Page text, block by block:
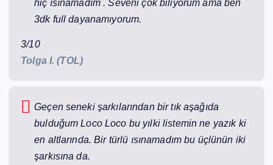
hiç ısınamadım . Seveni çok biliyorum ama ben
3dk full dayanamıyorum.
3/10
Tolga I. (TOL)
Geçen seneki şarkılarından bir tık aşağıda
bulduğum Loco Loco bu yılki listemin ne yazık ki
en altlarında. Bir türlü ısınamadım bu üçlünün iki
şarkısına da.